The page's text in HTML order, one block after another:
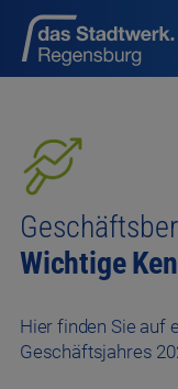
Wichtige
Hier finden Sie auf
Geschäftsjahres